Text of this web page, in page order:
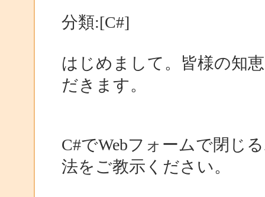
分類:[C#]
はじめまして。皆様の知
だきます。
C#でWebフォームで閉じ
法をご教示ください。